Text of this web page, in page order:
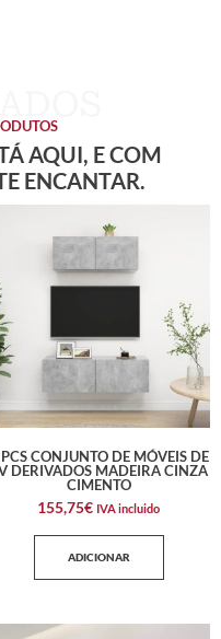
AQUI, E COM
ENCANTAR.
CONJUNTO DE MÓVEIS DE
DERIVADOS MADEIRA CINZA
CIMENTO
155,75€ IVA incluido
ADICIONAR